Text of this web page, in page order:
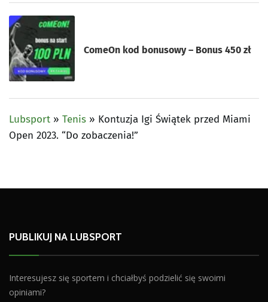
ComeOn kod bonusowy – Bonus 450 zł
Lubsport » Tenis » Kontuzja Igi Świątek przed Miami
Open 2023. “Do zobaczenia!”
PUBLIKUJ NA LUBSPORT
Interesujesz się sportem i chciałbyś podzielić się swoimi
opiniami?